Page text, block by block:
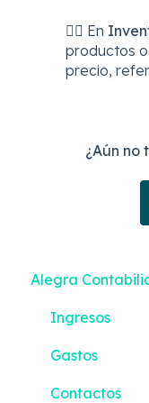
👉🏼 En
productos
precio,
¿Aún no
Alegra
Ingresos
Gastos
Contactos